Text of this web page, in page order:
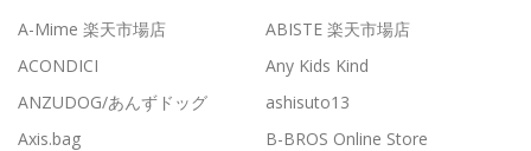
A-Mime 楽天市場店
ABISTE 楽天市場店
ACONDICI
Any Kids Kind
ANZUDOG/あんずドッグ
ashisuto13
Axis.bag
B-BROS Online Store